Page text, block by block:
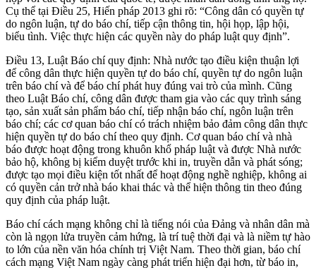
Cụ thể tại Điều 25, Hiến pháp 2013 ghi rõ: “Công dân có quyền tự
do ngôn luận, tự do báo chí, tiếp cận thông tin, hội họp, lập hội,
biểu tình. Việc thực hiện các quyền này do pháp luật quy định”.
Điều 13, Luật Báo chí quy định: Nhà nước tạo điều kiện thuận lợi
để công dân thực hiện quyền tự do báo chí, quyền tự do ngôn luận
trên báo chí và để báo chí phát huy đúng vai trò của mình. Cũng
theo Luật Báo chí, công dân được tham gia vào các quy trình sáng
tạo, sản xuất sản phẩm báo chí, tiếp nhận báo chí, ngôn luận trên
báo chí; các cơ quan báo chí có trách nhiệm bảo đảm công dân thực
hiện quyền tự do báo chí theo quy định. Cơ quan báo chí và nhà
báo được hoạt động trong khuôn khổ pháp luật và được Nhà nước
bảo hộ, không bị kiểm duyệt trước khi in, truyền dẫn và phát sóng;
được tạo mọi điều kiện tốt nhất để hoạt động nghề nghiệp, không ai
có quyền cản trở nhà báo khai thác và thể hiện thông tin theo đúng
quy định của pháp luật.
Báo chí cách mạng không chỉ là tiếng nói của Đảng và nhân dân mà
còn là ngọn lửa truyền cảm hứng, là trí tuệ thời đại và là niềm tự hào
to lớn của nền văn hóa chính trị Việt Nam. Theo thời gian, báo chí
cách mạng Việt Nam ngày càng phát triển hiện đại hơn, từ báo in,